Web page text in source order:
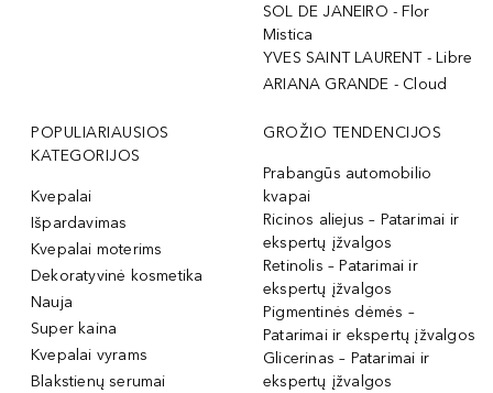
SOL DE JANEIRO - Flor
Mistica
YVES SAINT LAURENT - Libre
ARIANA GRANDE - Cloud
POPULIARIAUSIOS
KATEGORIJOS
Kvepalai
Išpardavimas
Kvepalai moterims
Dekoratyvinė kosmetika
Nauja
Super kaina
Kvepalai vyrams
Blakstienų serumai
GROŽIO TENDENCIJOS
Prabangūs automobilio
kvapai
Ricinos aliejus – Patarimai ir
ekspertų įžvalgos
Retinolis – Patarimai ir
ekspertų įžvalgos
Pigmentinės dėmės –
Patarimai ir ekspertų įžvalgos
Glicerinas – Patarimai ir
ekspertų įžvalgos